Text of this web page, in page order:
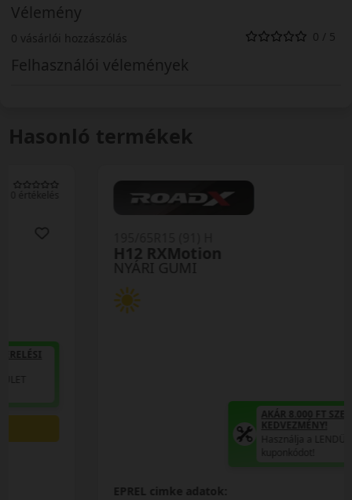
Vélemény
0 vásárlói hozzászólás 0 / 5
Felhasználói vélemények
Hasonló termékek
NYÁRI GUMI
H12 RXMotion
195/65R15 (91) H
AKÁR 8.000 FT SZERELÉSI
KEDVEZMÉNY!
Használja a LENDÜLET
EPREL cimke adatok: